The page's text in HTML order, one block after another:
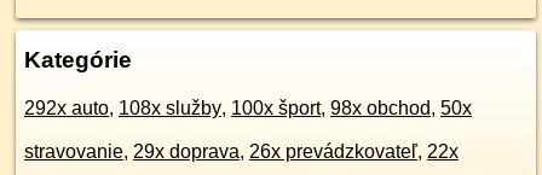
Kategórie
292x auto, 108x služby, 100x šport, 98x obchod, 50x
stravovanie, 29x doprava, 26x prevádzkovateľ, 22x